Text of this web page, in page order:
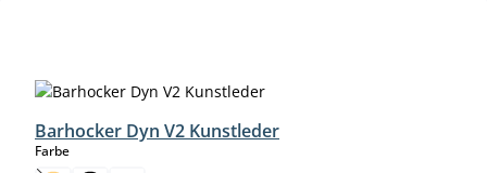
Barhocker Dyn V2 Kunstleder
Farbeauswählen